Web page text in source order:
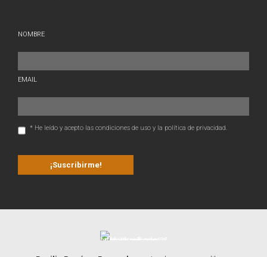
NOMBRE
EMAIL
* He leído y acepto las condiciones de uso y la política de privacidad.